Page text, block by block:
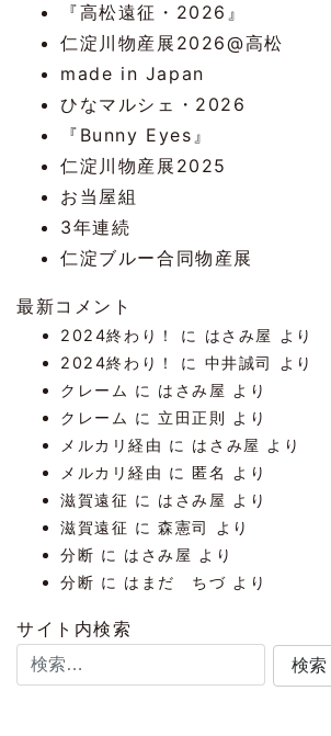
『高松遠征・2026』
仁淀川物産展2026@高松
made in Japan
ひなマルシェ・2026
『Bunny Eyes』
仁淀川物産展2025
お当屋組
3年連続
仁淀ブルー合同物産展
最新コメント
2024終わり！ に はさみ屋 より
2024終わり！
に 中井誠司
より
クレーム に はさみ屋 より
クレーム に 立田正則
より
メルカリ経由 に はさみ屋 より
メルカリ経由 に 匿名 より
滋賀遠征 に はさみ屋 より
滋賀遠征 に森憲司
より
分断 に はさみ屋 より
分断 に はまだ ちづ より
サイト内検索